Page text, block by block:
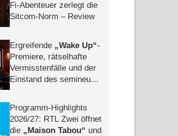
Fi-Abenteuer zerlegt die
Sitcom-Norm – Review
Ergreifende Wake Up -
Premiere, rätselhafte
Vermisstenfälle und der
Einstand des semineuen
Programm-Highlights
2026/​27: RTL Zwei öffnet
die
Maison Tabou
und